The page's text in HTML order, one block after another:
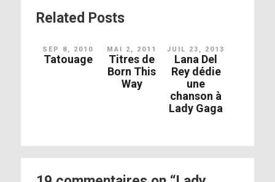
and jazz legend Tony Bennett. The album
got released 20 days ago. It’s
Related Posts
SEP 8, 2010
Tatouage
MAI 2, 2011
Titres de
Born This
Way
JUIL 23, 2013
Lana Del
Rey dédie
une
chanson à
Lady Gaga